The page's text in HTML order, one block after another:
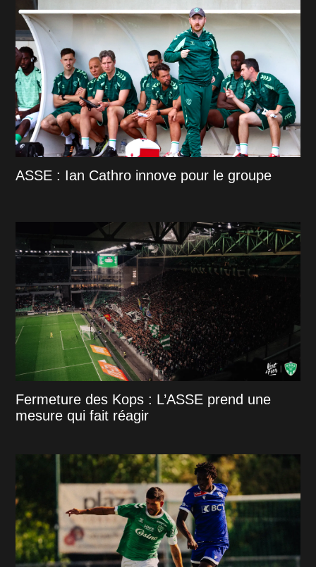
ASSE : Ian Cathro innove pour le groupe
Fermeture des Kops : L’ASSE prend une
mesure qui fait réagir